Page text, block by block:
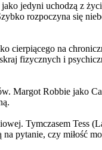
jedyni uchodzą z
rozpoczyna się
na
fizycznych i
Margot Robbie jako
Tymczasem Tess
pytanie, czy miłość